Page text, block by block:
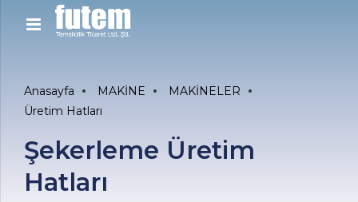
Anasayfa MAKİNE
MAKİNELER
Üretim Hatları
Şekerleme Üretim
Hatları